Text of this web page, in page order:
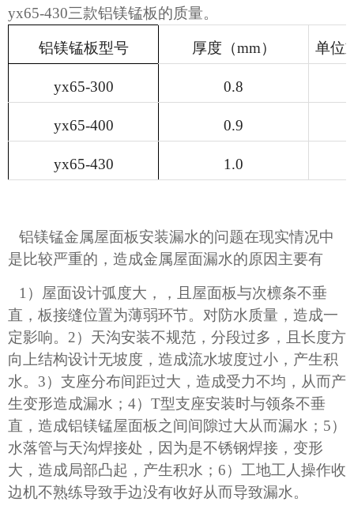
yx65-430三款铝镁锰板的质量。
铝镁锰板型号 厚度（mm） 单位
yx65-300 0.8
yx65-400 0.9
yx65-430 1.0
铝镁锰金属屋面板安装漏水的问题在现实情况中
是比较严重的，造成金属屋面漏水的原因主要有
1）屋面设计弧度大，，且屋面板与次檩条不垂
直，板接缝位置为薄弱环节。对防水质量，造成一
定影响。2）天沟安装不规范，分段过多，且长度方
向上结构设计无坡度，造成流水坡度过小，产生积
水。3）支座分布间距过大，造成受力不均，从而产
生变形造成漏水；4）T型支座安装时与领条不垂
直，造成铝镁锰屋面板之间间隙过大从而漏水；5）
水落管与天沟焊接处，因为是不锈钢焊接，变形
大，造成局部凸起，产生积水；6）工地工人操作收
边机不熟练导致手边没有收好从而导致漏水。